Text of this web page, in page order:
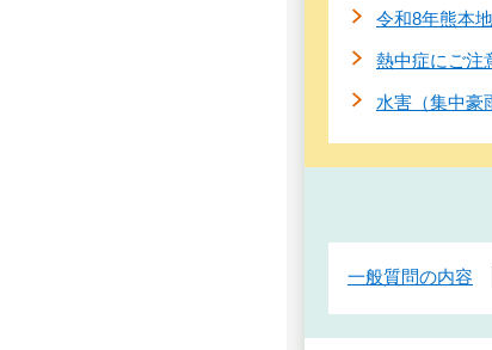
令和8年熊本
熱中症にご注
水害（集中豪
一般質問の内容